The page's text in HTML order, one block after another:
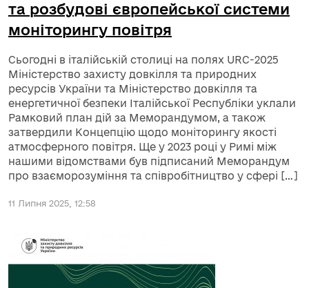
та розбудові європейської системи
моніторингу повітря
Сьогодні в італійській столиці на полях URC-2025
Міністерство захисту довкілля та природних
ресурсів України та Міністерство довкілля та
енергетичної безпеки Італійської Республіки уклали
Рамковий план дій за Меморандумом, а також
затвердили Концепцію щодо моніторингу якості
атмосферного повітря. Ще у 2023 році у Римі між
нашими відомствами був підписаний Меморандум
про взаєморозуміння та співробітництво у сфері […]
11 Липня 2025, 12:58